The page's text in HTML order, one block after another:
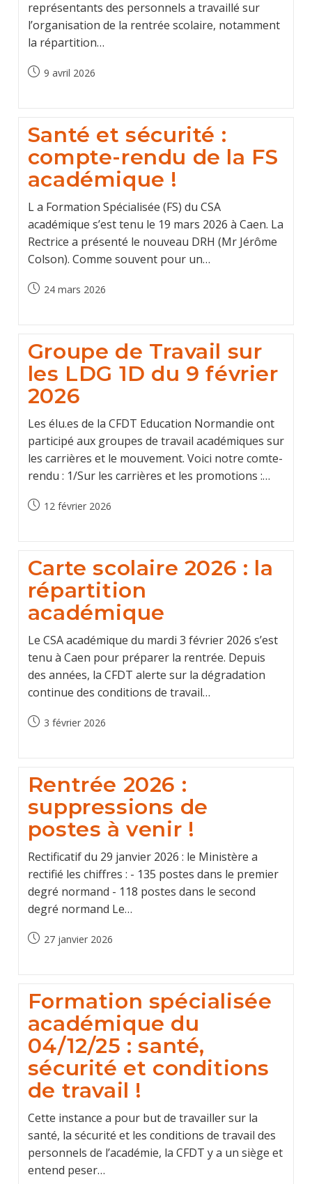
représentants des personnels a travaillé sur
l’organisation de la rentrée scolaire, notamment
la répartition…
Post9 avril 2026
Santé et sécurité :
compte-rendu de la FS
académique !
L a Formation Spécialisée (FS) du CSA
académique s’est tenu le 19 mars 2026 à Caen. La
Rectrice a présenté le nouveau DRH (Mr Jérôme
Colson). Comme souvent pour un…
Post24 mars 2026
Groupe de Travail sur
les LDG 1D du 9 février
2026
Les élu.es de la CFDT Education Normandie ont
participé aux groupes de travail académiques sur
les carrières et le mouvement. Voici notre comte-
rendu : 1/Sur les carrières et les promotions :…
Post12 février 2026
Carte scolaire 2026 : la
répartition
académique
Le CSA académique du mardi 3 février 2026 s’est
tenu à Caen pour préparer la rentrée. Depuis
des années, la CFDT alerte sur la dégradation
continue des conditions de travail…
Post3 février 2026
Rentrée 2026 :
suppressions de
postes à venir !
Rectificatif du 29 janvier 2026 : le Ministère a
rectifié les chiffres : - 135 postes dans le premier
degré normand - 118 postes dans le second
degré normand Le…
Post27 janvier 2026
Formation spécialisée
académique du
04/12/25 : santé,
sécurité et conditions
de travail !
Cette instance a pour but de travailler sur la
santé, la sécurité et les conditions de travail des
personnels de l’académie, la CFDT y a un siège et
entend peser…